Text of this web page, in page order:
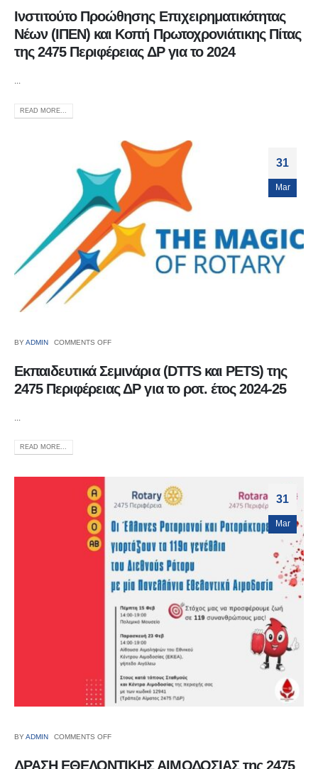
Ινστιτούτο Προώθησης Επιχειρηματικότητας
Νέων (ΙΠΕΝ) και Κοπή Πρωτοχρονιάτικης Πίτας
της 2475 Περιφέρειας ΔΡ για το 2024
...
READ MORE...
31
Mar
BYADMIN COMMENTS OFF
Εκπαιδευτικά Σεμινάρια (DTTS και PETS) της
2475 Περιφέρειας ΔΡ για το ροτ. έτος 2024-25
...
READ MORE...
31
Mar
BYADMIN COMMENTS OFF
ΔΡΑΣΗ ΕΘΕΛΟΝΤΙΚΗΣ ΑΙΜΟΔΟΣΙΑΣ της 2475